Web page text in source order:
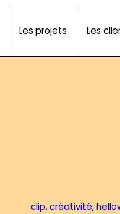
Les projets Les
clip, créativité,